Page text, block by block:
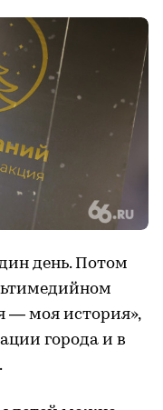
день. Потом
— моя история»,
города и в